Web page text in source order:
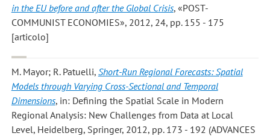
in the EU before and after the Global Crisis, «POST-
COMMUNIST ECONOMIES», 2012, 24, pp. 155 - 175
[articolo]
M. Mayor; R. Patuelli, Short-Run Regional Forecasts: Spatial
Models through Varying Cross-Sectional and Temporal
Dimensions, in: Defining the Spatial Scale in Modern
Regional Analysis: New Challenges from Data at Local
Level, Heidelberg, Springer, 2012, pp. 173 - 192 (ADVANCES